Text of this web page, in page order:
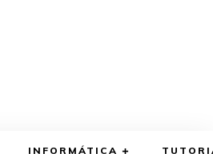
INFORMÁTICA